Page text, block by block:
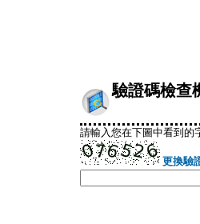
驗證碼檢查
請輸入您在下圖中看到的
更換驗